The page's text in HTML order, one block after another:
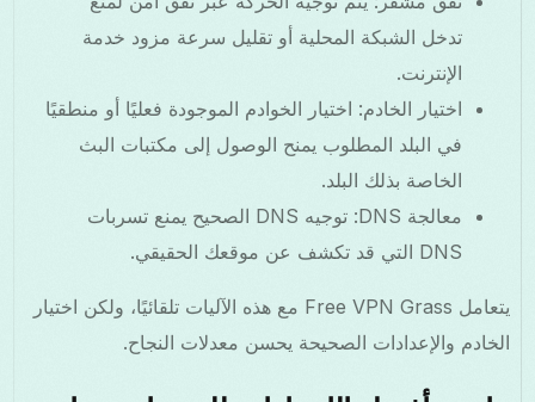
تدخل الشبكة المحلية أو تقليل سرعة مزود خدمة
الإنترنت.
اختيار الخادم: اختيار الخوادم الموجودة فعليًا أو منطقيًا
في البلد المطلوب يمنح الوصول إلى مكتبات البث
الخاصة بذلك البلد.
معالجة DNS: توجيه DNS الصحيح يمنع تسربات
DNS التي قد تكشف عن موقعك الحقيقي.
يتعامل Free VPN Grass مع هذه الآليات تلقائيًا، ولكن اختيار
الخادم والإعدادات الصحيحة يحسن معدلات النجاح.